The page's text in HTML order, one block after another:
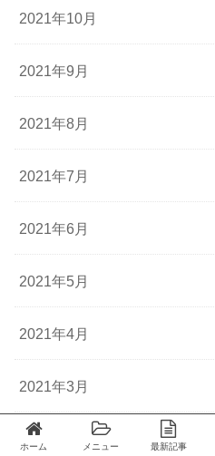
2021年10月
2021年9月
2021年8月
2021年7月
2021年6月
2021年5月
2021年4月
2021年3月
2021年2月
ホーム メニュー 最新記事
Twitter